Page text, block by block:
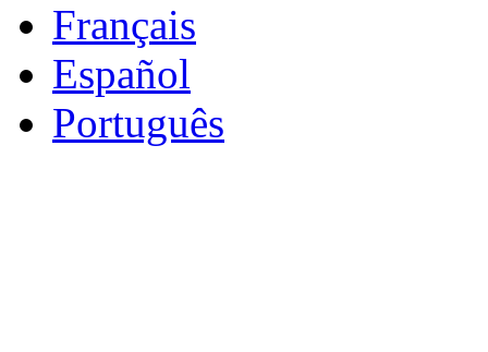
Français
Español
Português